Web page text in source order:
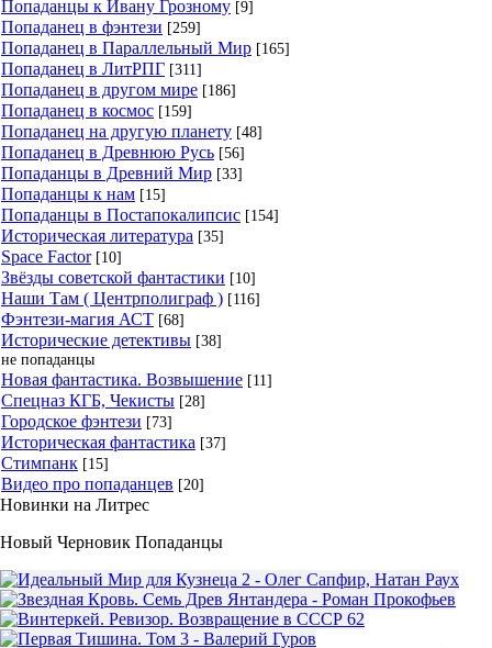
Попаданцы к Ивану Грозному [9]
Попаданец в фэнтези [259]
Попаданец в Параллельный Мир [165]
Попаданец в ЛитРПГ [311]
Попаданец в другом мире [186]
Попаданец в космос [159]
Попаданец на другую планету [48]
Попаданец в Древнюю Русь [56]
Попаданцы в Древний Мир [33]
Попаданцы к нам [15]
Попаданцы в Постапокалипсис [154]
Историческая литература [35]
Space Factor [10]
Звёзды советской фантастики [10]
Наши Там ( Центрполиграф ) [116]
Фэнтези-магия АСТ [68]
Исторические детективы [38]
не попаданцы
Новая фантастика. Возвышение [11]
Спецназ КГБ, Чекисты [28]
Городское фэнтези [73]
Историческая фантастика [37]
Стимпанк [15]
Видео про попаданцев [20]
Новинки на Литрес
Новый Черновик Попаданцы